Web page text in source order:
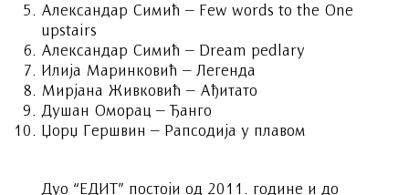
Александар Симић – Few words to the One
upstairs
Александар Симић – Dream pedlary
Илија Маринковић – Легенда
Мирјана Живковић – Ађитато
Душан Оморац – Ђангo
Џорџ Гершвин – Рапсодија у плавом
Дуо “ЕДИТ” постоји од 2011. године и до